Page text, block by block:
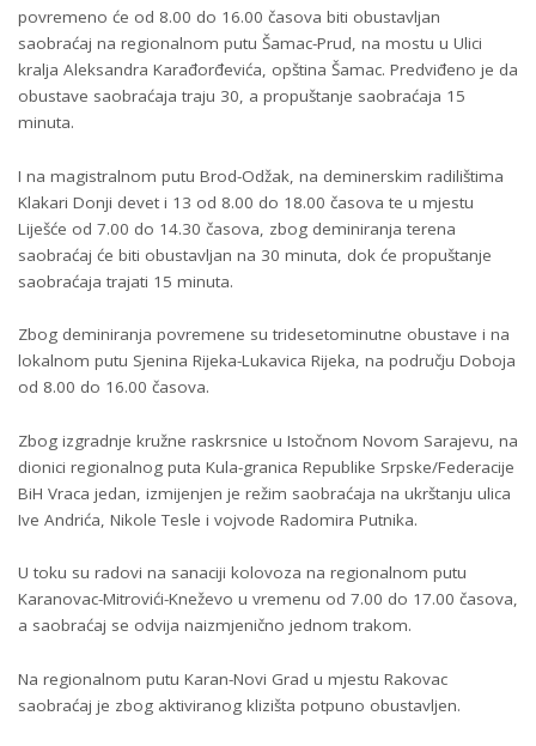
povremeno će od 8.00 do 16.00 časova biti obustavljan
saobraćaj na regionalnom putu Šamac-Prud, na mostu u Ulici
kralja Aleksandra Karađorđevića, opština Šamac. Predviđeno je da
obustave saobraćaja traju 30, a propuštanje saobraćaja 15
minuta.
I na magistralnom putu Brod-Odžak, na deminerskim radilištima
Klakari Donji devet i 13 od 8.00 do 18.00 časova te u mjestu
Liješće od 7.00 do 14.30 časova, zbog deminiranja terena
saobraćaj će biti obustavljan na 30 minuta, dok će propuštanje
saobraćaja trajati 15 minuta.
Zbog deminiranja povremene su tridesetominutne obustave i na
lokalnom putu Sjenina Rijeka-Lukavica Rijeka, na području Doboja
od 8.00 do 16.00 časova.
Zbog izgradnje kružne raskrsnice u Istočnom Novom Sarajevu, na
dionici regionalnog puta Kula-granica Republike Srpske/Federacije
BiH Vraca jedan, izmijenjen je režim saobraćaja na ukrštanju ulica
Ive Andrića, Nikole Tesle i vojvode Radomira Putnika.
U toku su radovi na sanaciji kolovoza na regionalnom putu
Karanovac-Mitrovići-Kneževo u vremenu od 7.00 do 17.00 časova,
a saobraćaj se odvija naizmjenično jednom trakom.
Na regionalnom putu Karan-Novi Grad u mjestu Rakovac
saobraćaj je zbog aktiviranog klizišta potpuno obustavljen.